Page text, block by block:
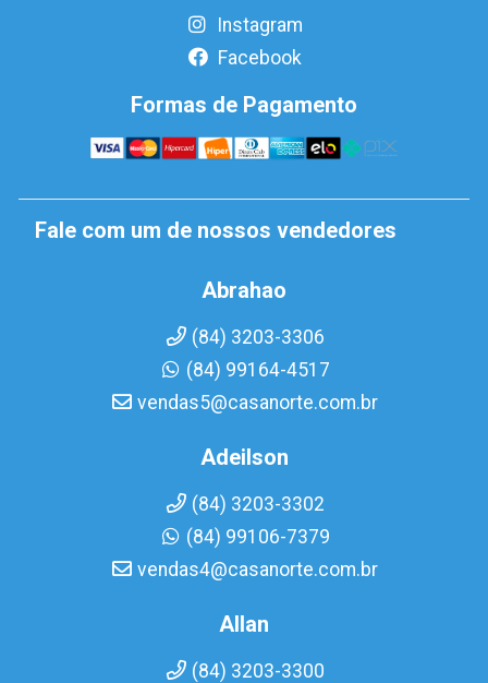
Instagram
Facebook
Formas de Pagamento
Fale com um de nossos vendedores
Abrahao
(84) 3203-3306
(84) 99164-4517
vendas5@casanorte.com.br
Adeilson
(84) 3203-3302
(84) 99106-7379
vendas4@casanorte.com.br
Allan
(84) 3203-3300